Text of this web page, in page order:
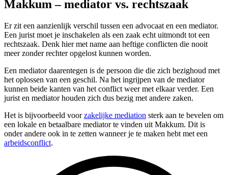
Makkum – mediator vs. rechtszaak
Er zit een aanzienlijk verschil tussen een advocaat en een mediator.
Een jurist moet je inschakelen als een zaak echt uitmondt tot een
rechtszaak. Denk hier met name aan heftige conflicten die nooit
meer zonder rechter opgelost kunnen worden.
Een mediator daarentegen is de persoon die die zich bezighoud met
het oplossen van een geschil. Na het ingrijpen van de mediator
kunnen beide kanten van het conflict weer met elkaar verder. Een
jurist en mediator houden zich dus bezig met andere zaken.
Het is bijvoorbeeld voorzakelijke mediation sterk aan te bevelen om
een lokale en betaalbare mediator te vinden uit Makkum. Dit is
onder andere ook in te zetten wanneer je te maken hebt met een
arbeidsconflict.